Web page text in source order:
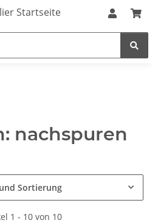
nachspuren
Sortierung
1 - 10 von 10